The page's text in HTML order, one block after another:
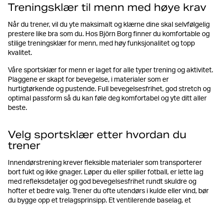
Treningsklær til menn med høye krav
Når du trener, vil du yte maksimalt og klærne dine skal selvfølgelig
prestere like bra som du. Hos Björn Borg finner du komfortable og
stilige treningsklær for menn, med høy funksjonalitet og topp
kvalitet.
Våre sportsklær for menn er laget for alle typer trening og aktivitet.
Plaggene er skapt for bevegelse, i materialer som er
hurtigtørkende og pustende. Full bevegelsesfrihet, god stretch og
optimal passform så du kan føle deg komfortabel og yte ditt aller
beste.
Velg sportsklær etter hvordan du
trener
Innendørstrening krever fleksible materialer som transporterer
bort fukt og ikke gnager. Løper du eller spiller fotball, er lette lag
med refleksdetaljer og god bevegelsesfrihet rundt skuldre og
hofter et bedre valg. Trener du ofte utendørs i kulde eller vind, bør
du bygge opp et trelagsprinsipp. Et ventilerende baselag, et